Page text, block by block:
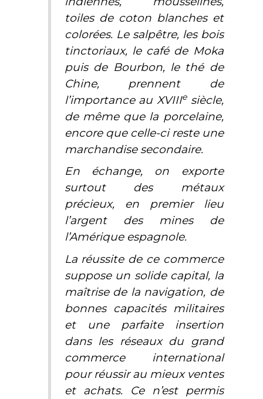
toiles de coton blanches et
colorées. Le salpêtre, les bois
tinctoriaux, le café de Moka
puis de Bourbon, le thé de
Chine, prennent de
l’importance au XVIIIesiècle,
de même que la porcelaine,
encore que celle-ci reste une
marchandise secondaire.
En échange, on exporte
surtout des métaux
précieux, en premier lieu
l’argent des mines de
l’Amérique espagnole.
La réussite de ce commerce
suppose un solide capital, la
maîtrise de la navigation, de
bonnes capacités militaires
et une parfaite insertion
dans les réseaux du grand
commerce international
pour réussir au mieux ventes
et achats. Ce n’est permis